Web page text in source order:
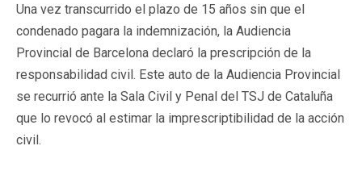
Una vez transcurrido el plazo de 15 años sin que el
condenado pagara la indemnización, la Audiencia
Provincial de Barcelona declaró la prescripción de la
responsabilidad civil. Este auto de la Audiencia Provincial
se recurrió ante la Sala Civil y Penal del TSJ de Cataluña
que lo revocó al estimar la imprescriptibilidad de la acción
civil.